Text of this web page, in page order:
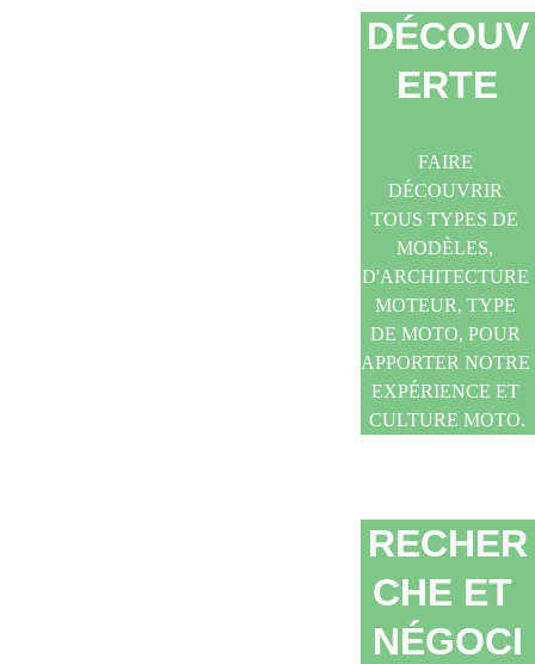
RECHER
CHE ET
NÉGOCI
DÉCOUV
ERTE
FAIRE
DÉCOUVRIR
TOUS TYPES DE
MODÈLES,
D'ARCHITECTURE
MOTEUR, TYPE
DE MOTO, POUR
APPORTER NOTRE
EXPÉRIENCE ET
CULTURE MOTO.